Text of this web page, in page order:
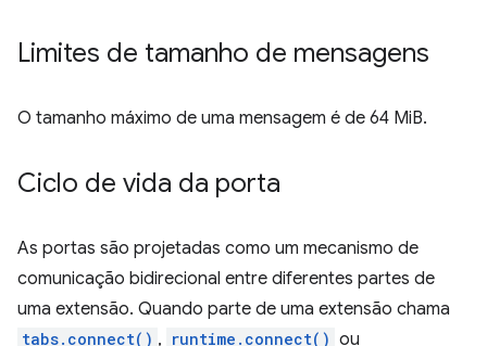
Limites de tamanho de mensagens
O tamanho máximo de uma mensagem é de 64 MiB.
Ciclo de vida da porta
As portas são projetadas como um mecanismo de
comunicação bidirecional entre diferentes partes de
uma extensão. Quando parte de uma extensão chama
tabs.connect() , runtime.connect() ou